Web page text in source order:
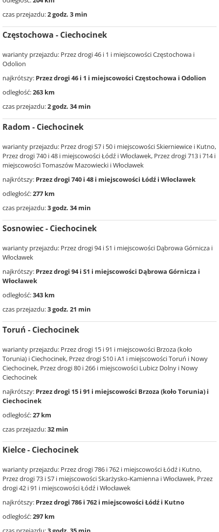
czas przejazdu:2 godz. 3 min
Częstochowa - Ciechocinek
warianty przejazdu: Przez drogi 46 i 1 i miejscowości Częstochowa i
Odolion
najkrótszy: Przez drogi 46 i 1 i miejscowości Częstochowa i Odolion
odległość:263 km
czas przejazdu:2 godz. 34 min
Radom - Ciechocinek
warianty przejazdu: Przez drogi S7 i 50 i miejscowości Skierniewice i Kutno,
Przez drogi 740 i 48 i miejscowości Łódź i Włocławek, Przez drogi 713 i 714 i
miejscowości Tomaszów Mazowiecki i Włocławek
najkrótszy: Przez drogi 740 i 48 i miejscowości Łódź i Włocławek
odległość:277 km
czas przejazdu:3 godz. 34 min
Sosnowiec - Ciechocinek
warianty przejazdu: Przez drogi 94 i S1 i miejscowości Dąbrowa Górnicza i
Włocławek
najkrótszy: Przez drogi 94 i S1 i miejscowości Dąbrowa Górnicza i
Włocławek
odległość:343 km
czas przejazdu:3 godz. 21 min
Toruń - Ciechocinek
warianty przejazdu: Przez drogi 15 i 91 i miejscowości Brzoza (koło
Torunia) i Ciechocinek, Przez drogi S10 i A1 i miejscowości Toruń i Nowy
Ciechocinek, Przez drogi 80 i 266 i miejscowości Lubicz Dolny i Nowy
Ciechocinek
najkrótszy: Przez drogi 15 i 91 i miejscowości Brzoza (koło Torunia) i
Ciechocinek
odległość:27 km
czas przejazdu:32 min
Kielce - Ciechocinek
warianty przejazdu: Przez drogi 786 i 762 i miejscowości Łódź i Kutno,
Przez drogi 73 i S7 i miejscowości Skarżysko-Kamienna i Włocławek, Przez
drogi 42 i 91 i miejscowości Łódź i Włocławek
najkrótszy: Przez drogi 786 i 762 i miejscowości Łódź i Kutno
odległość:297 km